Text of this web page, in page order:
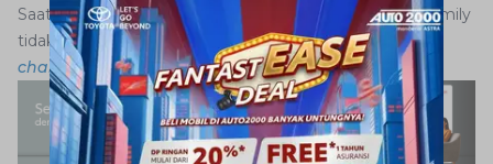
Saat proses pengecasan berlangsung, pastikan AutoFamily
tidak meninggalkan stasiun pengisian sebelum proses
chargepenuh selesai.